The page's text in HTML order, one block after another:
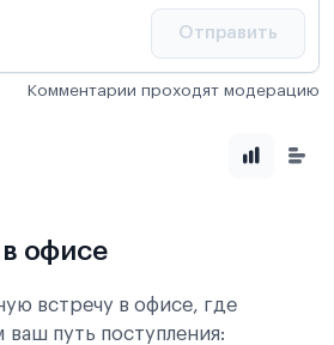
Отправить
Комментарии проходят модерацию
в офисе
встречу в офисе, где
путь поступления: